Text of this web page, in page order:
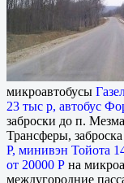
микроавтобусы
23 тыс р, автобус
заброски до п.
Трансферы, заброска
Р, минивэн Тойота
от 20000 Р на
междугородние